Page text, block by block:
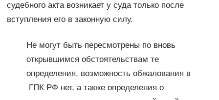
судебного акта возникает у суда только после
вступления его в законную силу.
Не могут быть пересмотрены по вновь
открывшимся обстоятельствам те
определения, возможность обжалования в
ГПК РФ нет, а также определения о